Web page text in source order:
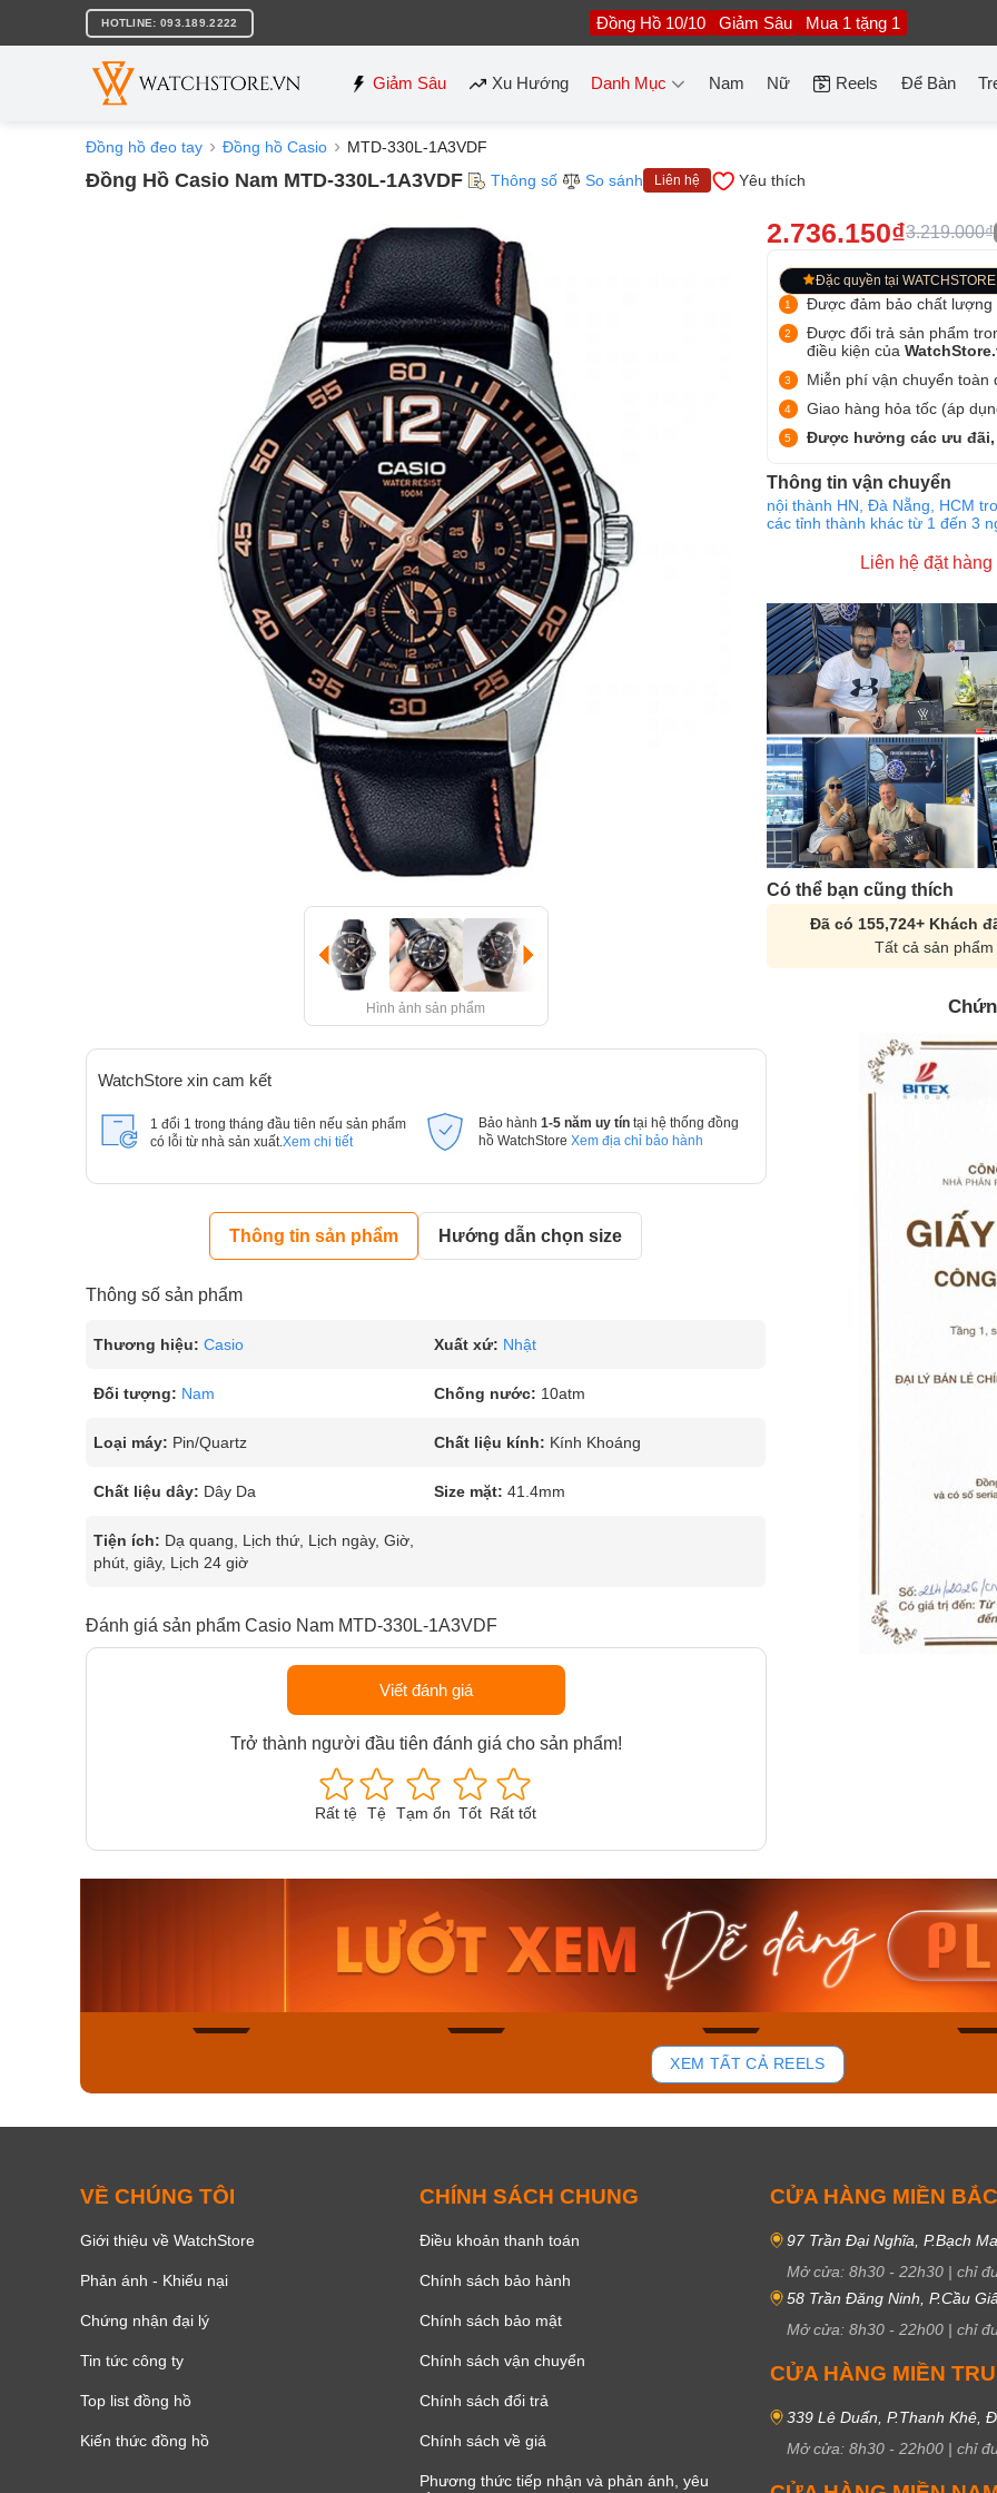
nội
HOTLINE: 093.189.2222 Đồng Hồ 10/10 Giảm Sâu Mua 1 tặng 1
Giảm Sâu Xu Hướng Danh Mục Nam Nữ Reels Để Bàn
Đồng hồ đeo tay Đồng hồ Casio MTD-330L-1A3VDF
Đồng Hồ Casio Nam MTD-330L-1A3VDF Thông số So sánh Liên hệ Yêu thích
Hình ảnh sản phẩm
WatchStore xin cam kết
1 đổi 1 trong tháng đầu tiên nếu sản phẩm
có lỗi từ nhà sản xuất. Xem chi tiết
Bảo hành 1-5 năm uy tín tại hệ thống đồng
hồ WatchStore Xem địa chỉ bảo hành
Thông tin sản phẩm Hướng dẫn chọn size
Thông số sản phẩm
Thương hiệu: Casio Xuất xứ: Nhật
Đối tượng: Nam Chống nước: 10atm
Loại máy: Pin/Quartz Chất liệu kính: Kính Khoáng
Chất liệu dây: Dây Da Size mặt: 41.4mm
Tiện ích: Dạ quang, Lịch thứ, Lịch ngày, Giờ,
phút, giây, Lịch 24 giờ
Đánh giá sản phẩm Casio Nam MTD-330L-1A3VDF
Viết đánh giá
Trở thành người đầu tiên đánh giá cho sản phẩm!
Rất tệ Tệ Tạm ổn Tốt Rất tốt
2.736.150₫3.219.000₫
Đặc quyền tại WATCHSTORE
Được đảm bảo chất lượng
Được đổi trả sản phẩm
điều kiện của
Miễn phí vận chuyển toàn
Giao hàng hỏa tốc (áp
Được hưởng các ưu đãi,
Thông tin vận chuyển
nội thành HN, Đà Nẵng, HCM
các tỉnh thành khác từ 1 đến 3
Liên hệ đặt hàng
Có thể bạn cũng thích
Đã có 155,724+ Khách
Tất cả sản
Casio Nam MTS-
115D-1AVDF
2.823.000₫
2.399.550₫
Mua ngay
39
Casio Nam MTS-
RS100L-1AVDF
4.276.000₫
3.634.600₫
Casio
230EL-
Mua
XEM TẤT CẢ REELS
VỀ CHÚNG TÔI
Giới thiệu về WatchStore
Phản ánh - Khiếu nại
Chứng nhận đại lý
Tin tức công ty
Top list đồng hồ
Kiến thức đồng hồ
CHÍNH SÁCH CHUNG
Điều khoản thanh toán
Chính sách bảo hành
Chính sách bảo mật
Chính sách vận chuyển
Chính sách đổi trả
Chính sách về giá
Phương thức tiếp nhận và phản ánh, yêu
CỬA HÀNG MIỀN BẮC
97 Trần Đại Nghĩa, P.Bạch
Mở cửa: 8h30 - 22h30 | chỉ
58 Trần Đăng Ninh, P.Cầu
Mở cửa: 8h30 - 22h00 | chỉ
CỬA HÀNG MIỀN
339 Lê Duẩn, P.Thanh Khê,
Mở cửa: 8h30 - 22h00 | chỉ